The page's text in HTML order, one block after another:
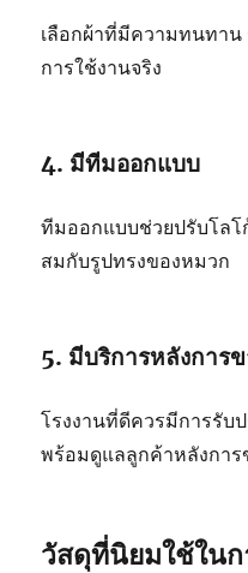
เลือกผ้าที่มีความทนทาน
การใช้งานจริง
4. มีทีมออกแบบ
ทีมออกแบบช่วยปรับโลโ
สมกับรูปทรงของหมวก
5. มีบริการหลังการ
โรงงานที่ดีควรมีการรั
พร้อมดูแลลูกค้าหลังการ
วัสดุที่นิยมใช้ใน